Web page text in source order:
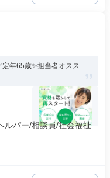
定年65歳✨担当者オスス
ルパー/相談員/社会福祉